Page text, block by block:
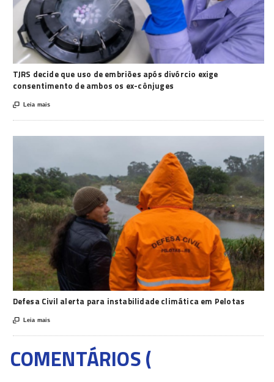
TJRS decide que uso de embriões após divórcio exige
consentimento de ambos os ex-cônjuges
 Leia mais
Defesa Civil alerta para instabilidade climática em Pelotas
 Leia mais
COMENTÁRIOS (